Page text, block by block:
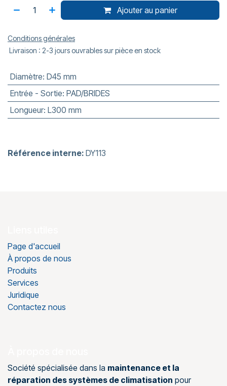
Ajouter au panier
Conditions générales
Livraison : 2-3 jours ouvrables sur pièce en stock
Diamètre: D45 mm
Entrée - Sortie: PAD/BRIDES
Longueur: L300 mm
Référence interne: DY113
Page d'accueil
À propos de nous
Produits
Services
Juridique
Contactez nous
Société spécialisée dans la maintenance et la
réparation des systèmes de climatisation pour